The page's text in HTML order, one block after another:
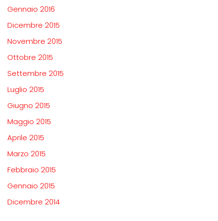
Gennaio 2016
Dicembre 2015
Novembre 2015
Ottobre 2015
Settembre 2015
Luglio 2015
Giugno 2015
Maggio 2015
Aprile 2015
Marzo 2015
Febbraio 2015
Gennaio 2015
Dicembre 2014